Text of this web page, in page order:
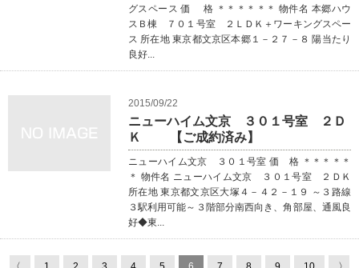
グスペース 価 格 ＊＊＊＊＊＊ 物件名 本郷ハウ
スＢ棟 ７０１号室 ２ＬＤＫ＋ワーキングスペー
ス 所在地 東京都文京区本郷１－２７－８ 陽当たり
良好...
2015/09/22
ニューハイム文京 ３０１号室 ２Ｄ
Ｋ 【ご成約済み】
ニューハイム文京 ３０１号室 価 格 ＊＊＊＊＊
＊ 物件名 ニューハイム文京 ３０１号室 ２ＤＫ
所在地 東京都文京区大塚４－４２－１９ ～３路線
３駅利用可能～３階部分南西向き、角部屋、通風良
好◆東...